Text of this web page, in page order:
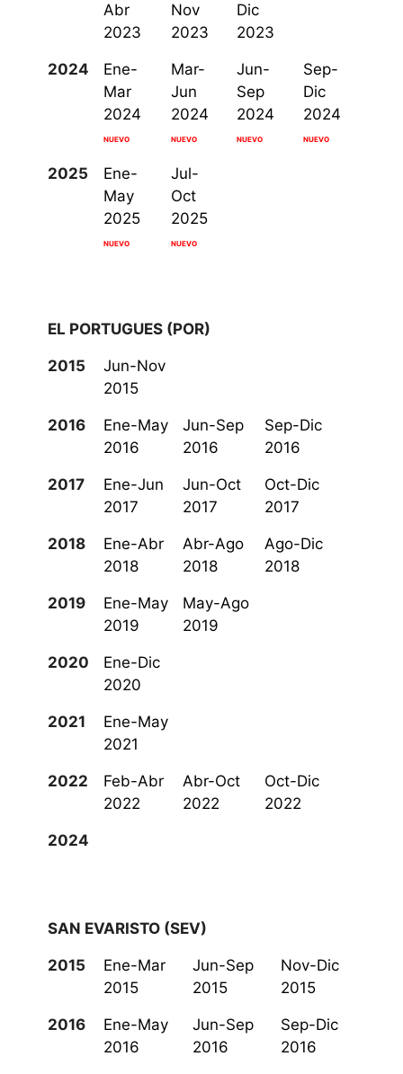
Abr
2023
Nov
2023
Dic
2023
2024
Ene-
Mar
2024
NUEVO
Mar-
Jun
2024
NUEVO
Jun-
Sep
2024
NUEVO
Sep-
Dic
2024
NUEVO
2025
Ene-
May
2025
NUEVO
Jul-
Oct
2025
NUEVO
EL PORTUGUES (POR)
2015
Jun-Nov
2015
2016
Ene-May
2016
Jun-Sep
2016
Sep-Dic
2016
2017
Ene-Jun
2017
Jun-Oct
2017
Oct-Dic
2017
2018
Ene-Abr
2018
Abr-Ago
2018
Ago-Dic
2018
2019
Ene-May
2019
May-Ago
2019
2020
Ene-Dic
2020
2021
Ene-May
2021
2022
Feb-Abr
2022
Abr-Oct
2022
Oct-Dic
2022
2024
SAN EVARISTO (SEV)
2015
Ene-Mar
2015
Jun-Sep
2015
Nov-Dic
2015
2016
Ene-May
2016
Jun-Sep
2016
Sep-Dic
2016